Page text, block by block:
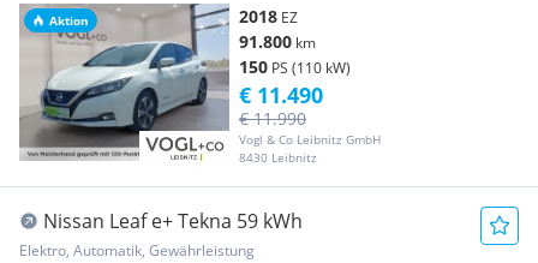
Aktion 2018 EZ
91.800 km
150 PS (110 kW)
Vogl & Co Leibnitz GmbH
8430 Leibnitz
€ 11.990
€ 11.490
Nissan Leaf e+ Tekna 59 kWh
Elektro, Automatik, Gewährleistung